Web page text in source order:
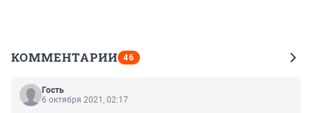
КОММЕНТАРИИ 46
Гость
6 октября 2021, 02:17